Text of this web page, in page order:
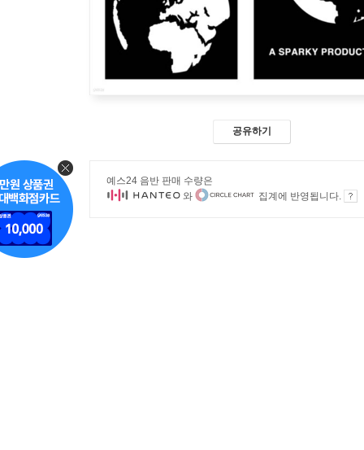
공유하기
예스24 음반 판매 수량은
와
집계에 반영됩니다.